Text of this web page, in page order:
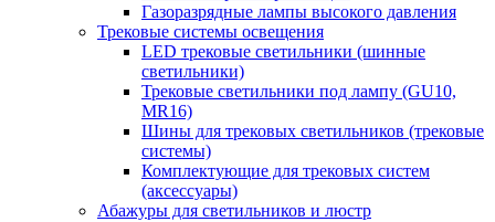
Газоразрядные лампы высокого давления
Трековые системы освещения
LED трековые светильники (шинные
светильники)
Трековые светильники под лампу (GU10,
MR16)
Шины для трековых светильников (трековые
системы)
Комплектующие для трековых систем
(аксессуары)
Абажуры для светильников и люстр